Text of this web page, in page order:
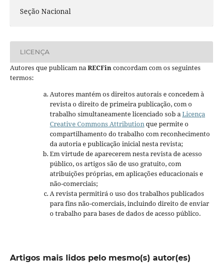
Seção Nacional
LICENÇA
Autores que publicam na RECFin concordam com os seguintes
termos:
Autores mantém os direitos autorais e concedem à
revista o direito de primeira publicação, com o
trabalho simultaneamente licenciado sob a Licença
Creative Commons Attribution que permite o
compartilhamento do trabalho com reconhecimento
da autoria e publicação inicial nesta revista;
Em virtude de aparecerem nesta revista de acesso
público, os artigos são de uso gratuito, com
atribuições próprias, em aplicações educacionais e
não-comerciais;
A revista permitirá o uso dos trabalhos publicados
para fins não-comerciais, incluindo direito de enviar
o trabalho para bases de dados de acesso público.
Artigos mais lidos pelo mesmo(s) autor(es)